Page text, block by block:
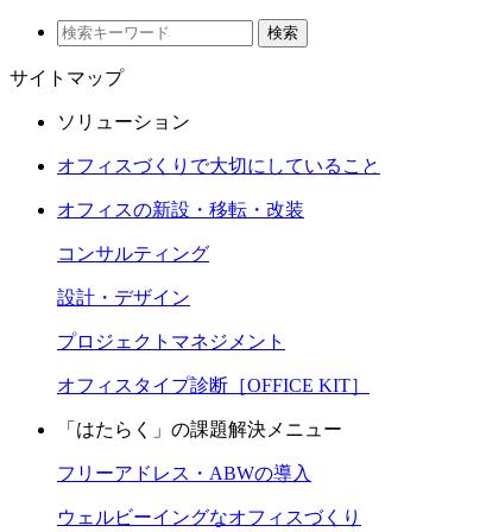
検索
サイトマップ
ソリューション
オフィスづくりで大切にしていること
オフィスの新設・移転・改装
コンサルティング
設計・デザイン
プロジェクトマネジメント
オフィスタイプ診断［OFFICE KIT］
「はたらく」の課題解決メニュー
フリーアドレス・ABWの導入
ウェルビーイングなオフィスづくり